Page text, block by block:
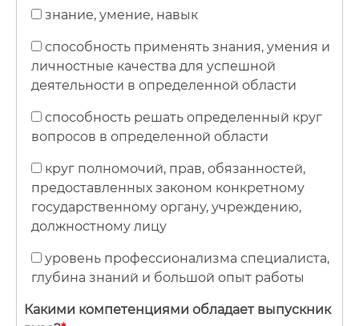
Корпоративные издания
Фото
Видео
Анкеты и опросы
знание, умение, навык
способность применять знания, умения и
личностные качества для успешной
деятельности в определенной области
способность решать определенный круг
вопросов в определенной области
круг полномочий, прав, обязанностей,
предоставленных законом конкретному
государственному органу, учреждению,
должностному лицу
уровень профессионализма специалиста,
глубина знаний и большой опыт работы
Какими компетенциями обладает выпускник